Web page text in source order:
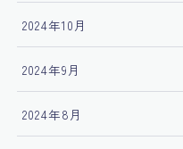
2024年10月
2024年9月
2024年8月